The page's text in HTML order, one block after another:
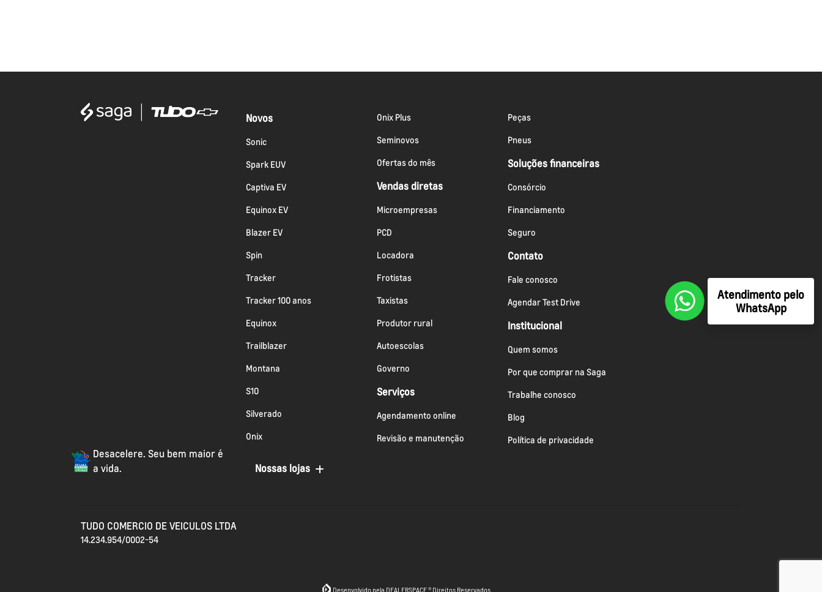
Desacelere. Seu bem maior é
a vida.
Novos
Sonic
Spark EUV
Captiva EV
Equinox EV
Blazer EV
Spin
Tracker
Tracker 100 anos
Equinox
Trailblazer
Montana
S10
Silverado
Onix
Onix Plus
Seminovos
Ofertas do mês
Vendas diretas
Microempresas
PCD
Locadora
Frotistas
Taxistas
Produtor rural
Autoescolas
Governo
Serviços
Agendamento online
Revisão e manutenção
Peças
Pneus
Soluções financeiras
Consórcio
Financiamento
Seguro
Contato
Fale conosco
Agendar Test Drive
Institucional
Quem somos
Por que comprar na Saga
Trabalhe conosco
Blog
Política de privacidade
Nossas lojas
TUDO COMERCIO DE VEICULOS LTDA
14.234.954/0002-54
Desenvolvido pela DEALERSPACE ® Direitos Reservados.
Atendimento pelo
WhatsApp